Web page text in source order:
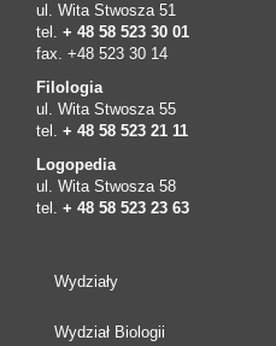
ul. Wita Stwosza 51
tel. + 48 58 523 30 01
fax. +48 523 30 14
Filologia
ul. Wita Stwosza 55
tel. + 48 58 523 21 11
Logopedia
ul. Wita Stwosza 58
tel. + 48 58 523 23 63
Wydziały
Wydział Biologii